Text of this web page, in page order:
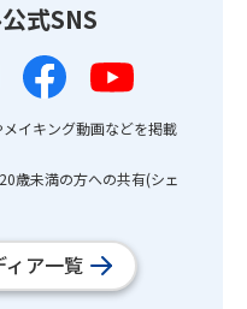
式SNS
イキング動画などを掲載
歳未満の方への共有(シェ
ィア一覧